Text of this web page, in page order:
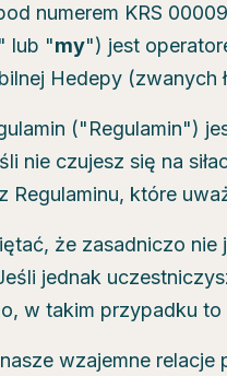
numerem KRS
" lub "my") jest
Hedepy (zwanych
("Regulamin")
nie czujesz się na
Regulaminu, które
że zasadniczo
jednak
w takim przypadku
wzajemne